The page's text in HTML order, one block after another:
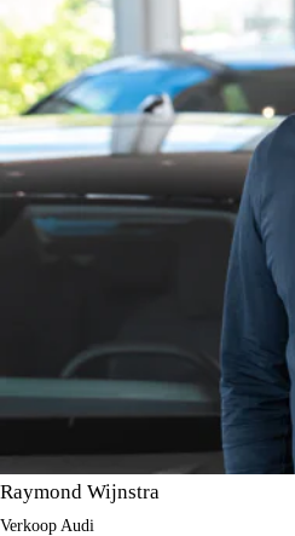
Raymond Wijnstra
Verkoop Audi